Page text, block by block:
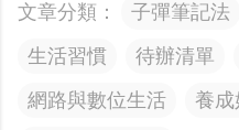
文章分類： 子彈筆記法
生活習慣
待辦清單
網路與數位生活
養